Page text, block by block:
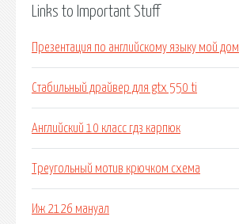
Links to Important Stuff
Презентация по английскому языку мой дом
Стабильный драйвер для gtx 550 ti
Английский 10 класс гдз карпюк
Треугольный мотив крючком схема
Иж 2126 мануал